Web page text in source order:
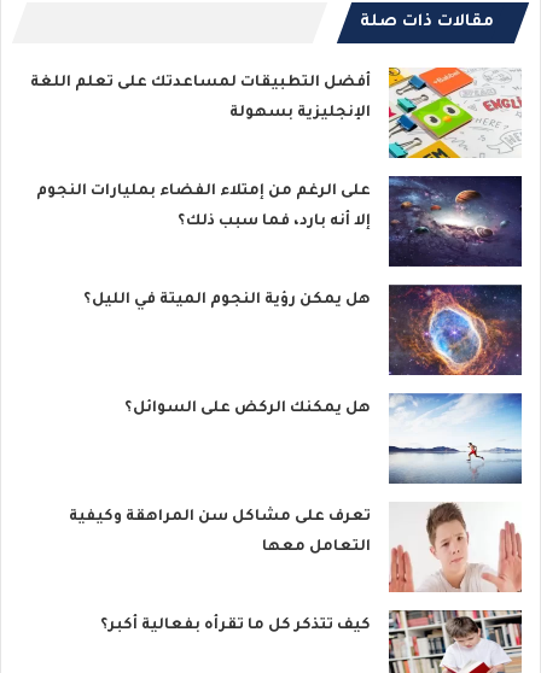
مقالات ذات صلة
أفضل التطبيقات لمساعدتك على تعلم اللغة
الإنجليزية بسهولة
على الرغم من إمتلاء الفضاء بمليارات النجوم
إلا أنه بارد، فما سبب ذلك؟
هل يمكن رؤية النجوم الميتة في الليل؟
هل يمكنك الركض على السوائل؟
تعرف على مشاكل سن المراهقة وكيفية
التعامل معها
كيف تتذكر كل ما تقرأه بفعالية أكبر؟